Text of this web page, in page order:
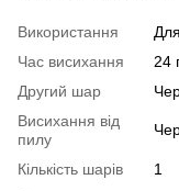
Використання
Час висихання
24
Другий шар
Висихання від
пилу
Кількість шарів
1